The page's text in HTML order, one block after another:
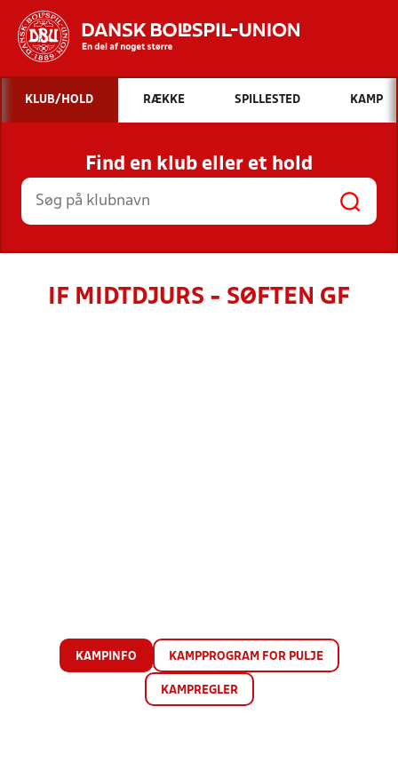
Hvad vil du søge efter?
INDHOLD OG NYHEDER
STILLINGER, RESULTATER, KLUBBER OG
HOLD
KLUB/HOLD RÆKKE SPILLESTED KAMP
Find en klub eller et hold
IF MIDTDJURS - SØFTEN GF
KAMPINFO KAMPPROGRAM FOR PULJE
KAMPREGLER